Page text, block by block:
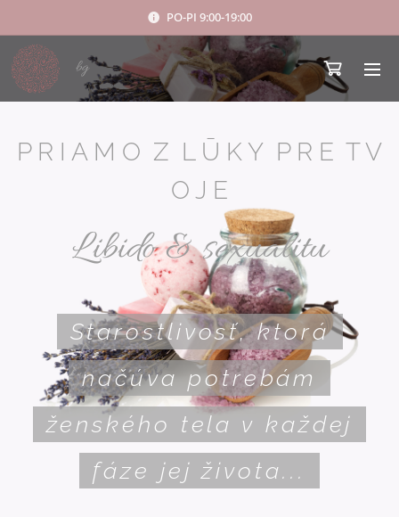
PO-PI 9:00-19:00
bg
P R I A M O Z L Ū K Y P R E T V
O J E
Libido & sexualitu
Starostlivosť, ktorá
načúva potrebám
ženského tela v každej
fáze jej života...